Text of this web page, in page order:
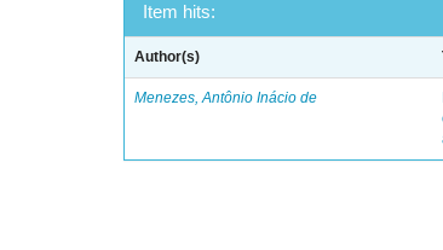
Item hits:
Author(s)
Menezes, Antônio Inácio de